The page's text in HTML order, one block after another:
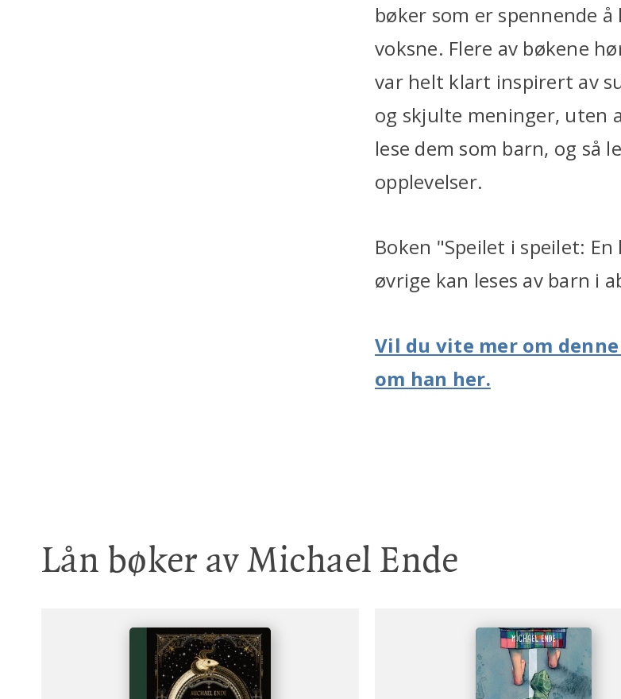
bøker som er spennende
voksne. Flere av bøkene
var helt klart inspirert av
og skjulte meninger, uten
lese dem som barn, og så
opplevelser.
Boken "Speilet i speilet:
øvrige kan leses av barn i
Vil du vite mer om
om han her.
Lån bøker av Michael Ende